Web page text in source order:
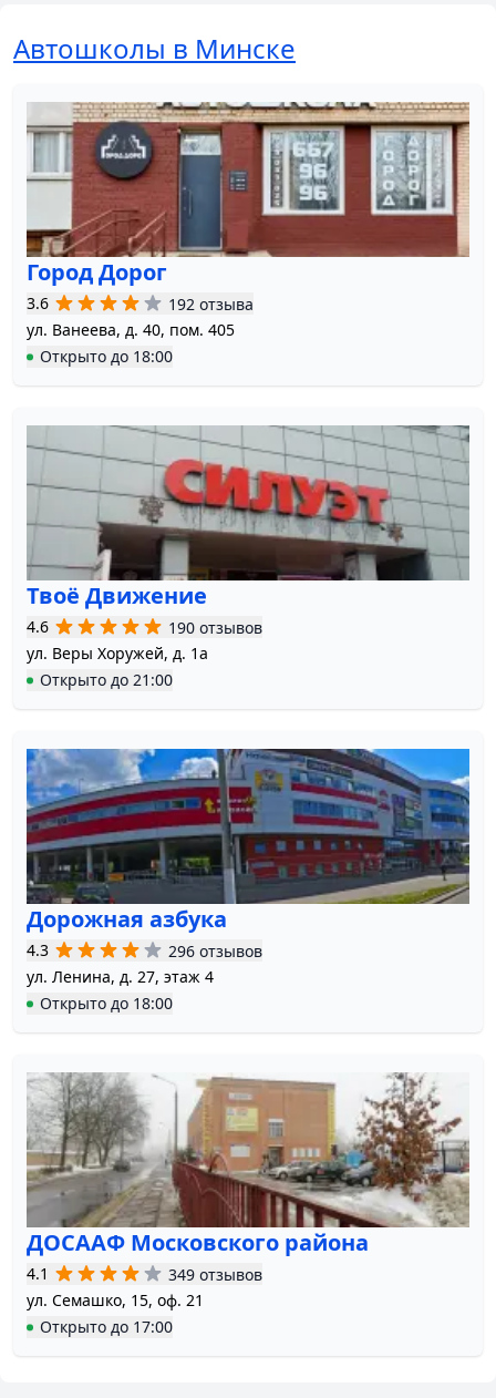
Автошколы в Минске
Город Дорог
3.6
192 отзыва
ул. Ванеева, д. 40, пом. 405
Открыто до 18:00
Твоё Движение
4.6
190 отзывов
ул. Веры Хоружей, д. 1а
Открыто до 21:00
Дорожная азбука
4.3
296 отзывов
ул. Ленина, д. 27, этаж 4
Открыто до 18:00
ДОСААФ Московского района
4.1
349 отзывов
ул. Семашко, 15, оф. 21
Открыто до 17:00